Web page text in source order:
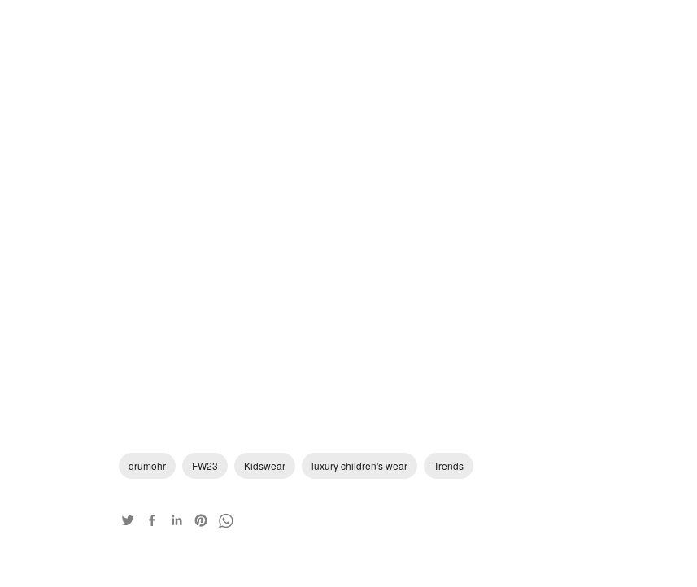
drumohr FW23 Kidswear luxury children's wear Trends